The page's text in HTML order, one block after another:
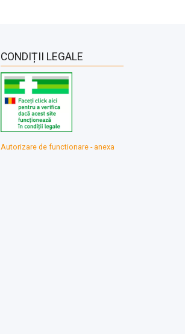
CONDIȚII LEGALE
Autorizare de functionare - anexa